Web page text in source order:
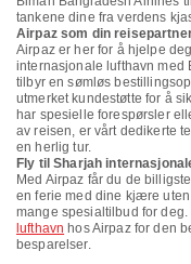
tankene dine fra verdens
Airpaz som din
Airpaz er her for å hjelpe
internasjonale lufthavn med
tilbyr en sømløs
utmerket kundestøtte for å
har spesielle forespørsler
av reisen, er vårt dedikerte
en herlig tur.
Fly til Sharjah
Med Airpaz får du de
en ferie med dine kjære
mange spesialtilbud for
lufthavn hos Airpaz for den
besparelser.